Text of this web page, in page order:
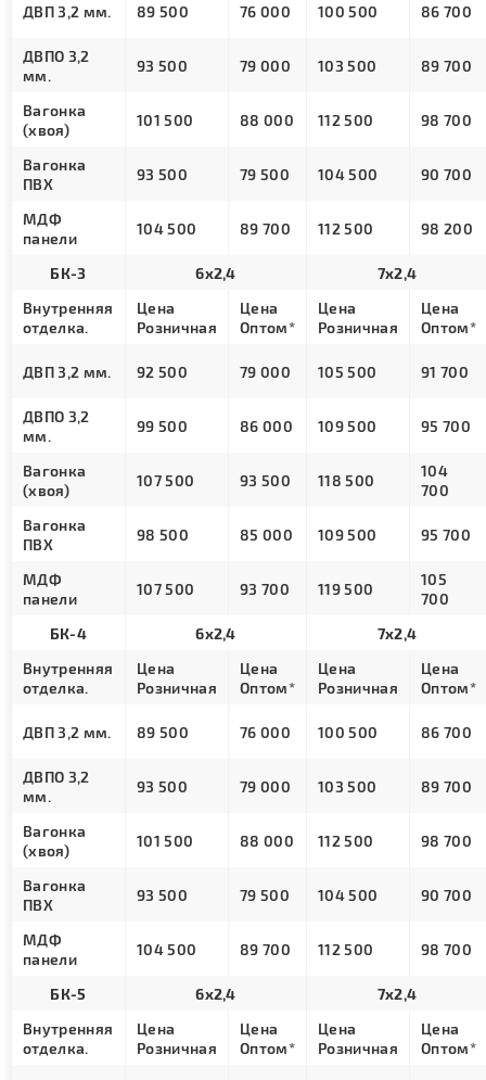
ДВП 3,2 мм. 89 500 76 000 100 500 86 700
ДВПО 3,2
мм.
93 500 79 000 103 500 89 700
Вагонка
(хвоя)
101 500 88 000 112 500 98 700
Вагонка
ПВХ
93 500 79 500 104 500 90 700
МДФ
панели
104 500 89 700 112 500 98 200
БК-3 6х2,4
7х2,4
Внутренняя
отделка.
Цена
Розничная
Цена
Оптом*
Цена
Розничная
Цена
Оптом*
ДВП 3,2 мм. 92 500 79 000 105 500 91 700
ДВПО 3,2
мм.
99 500 86 000 109 500 95 700
Вагонка
(хвоя)
107 500 93 500 118 500
104
700
Вагонка
ПВХ
98 500 85 000 109 500 95 700
МДФ
панели
107 500 93 700 119 500
105
700
БК-4
6х2,4
7х2,4
Внутренняя
отделка.
Цена
Розничная
Цена
Оптом*
Цена
Розничная
Цена
Оптом*
ДВП 3,2 мм. 89 500 76 000 100 500 86 700
ДВПО 3,2
мм.
93 500 79 000 103 500 89 700
Вагонка
(хвоя)
101 500 88 000 112 500 98 700
Вагонка
ПВХ
93 500 79 500 104 500 90 700
МДФ
панели
104 500 89 700 112 500 98 700
БК-5 6х2,4
7х2,4
Внутренняя
отделка.
Цена
Розничная
Цена
Оптом*
Цена
Розничная
Цена
Оптом*